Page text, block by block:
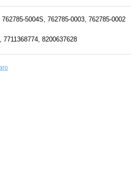
762785-5004S 762785-0003 762785-0002
7711368774 8200637628